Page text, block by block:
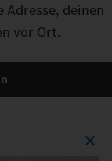
deinen
vor Ort.